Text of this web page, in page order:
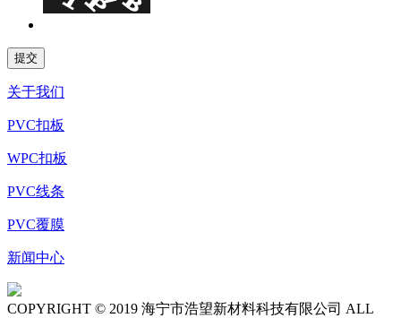
关于我们
PVC扣板
WPC扣板
PVC线条
PVC覆膜
新闻中心
COPYRIGHT © 2019 海宁市浩望新材料科技有限公司 ALL